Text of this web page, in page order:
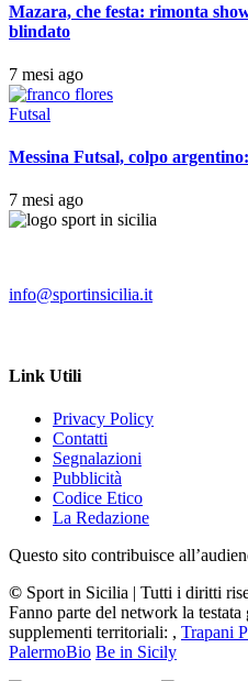
Mazara, che festa: rimonta
blindato
7 mesi ago
Futsal
Messina Futsal, colpo
7 mesi ago
info@sportinsicilia.it
Link Utili
Privacy Policy
Contatti
Segnalazioni
Pubblicità
Codice Etico
La Redazione
Questo sito contribuisce
© Sport in Sicilia | Tutti i diritti
Fanno parte del network la testata
supplementi territoriali: , Trapani
PalermoBio Be in Sicily